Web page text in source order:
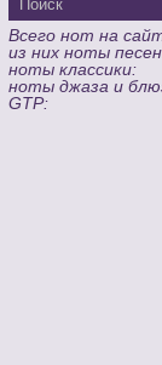
Всего нот на
из них ноты
ноты классики:
ноты джаза и
GTP: